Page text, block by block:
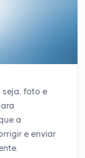
seja, foto e
a
e enviar